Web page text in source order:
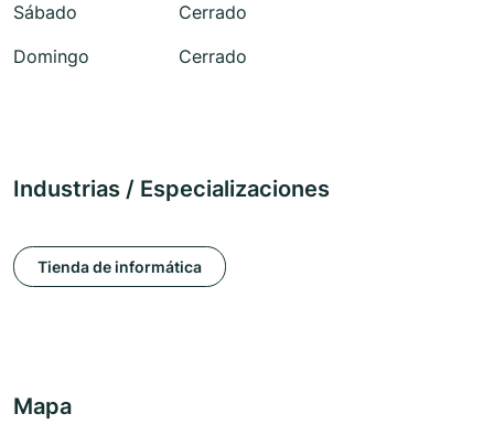
Sábado
Cerrado
Domingo
Cerrado
Industrias / Especializaciones
Tienda de informática
Mapa